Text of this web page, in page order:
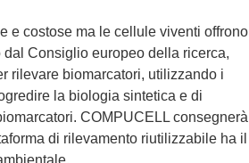
e costose ma le cellule viventi offrono
Consiglio europeo della ricerca,
rilevare biomarcatori, utilizzando i
la biologia sintetica e di
COMPUCELL consegnerà
di rilevamento riutilizzabile ha il